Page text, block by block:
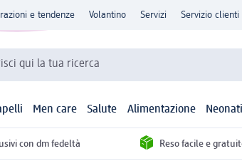
e tendenze Volantino Servizi Servizio clienti
qui la tua ricerca
Men care Salute Alimentazione
con dm fedeltà Reso facile e